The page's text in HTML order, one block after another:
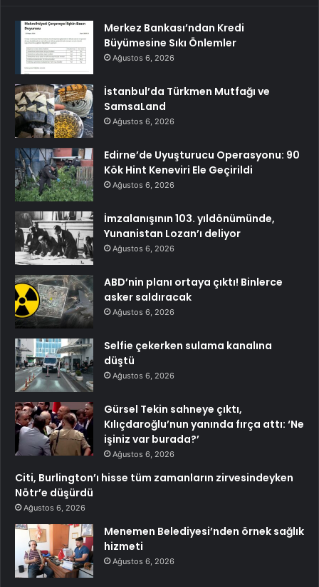
Merkez Bankası’ndan Kredi
Büyümesine Sıkı Önlemler
Ağustos 6, 2026
İstanbul’da Türkmen Mutfağı ve
SamsaLand
Ağustos 6, 2026
Edirne’de Uyuşturucu Operasyonu: 90
Kök Hint Keneviri Ele Geçirildi
Ağustos 6, 2026
İmzalanışının 103. yıldönümünde,
Yunanistan Lozan’ı deliyor
Ağustos 6, 2026
ABD’nin planı ortaya çıktı! Binlerce
asker saldıracak
Ağustos 6, 2026
Selfie çekerken sulama kanalına
düştü
Ağustos 6, 2026
Gürsel Tekin sahneye çıktı,
Kılıçdaroğlu’nun yanında fırça attı: ‘Ne
işiniz var burada?’
Ağustos 6, 2026
Citi, Burlington’ı hisse tüm zamanların zirvesindeyken
Nötr’e düşürdü
Ağustos 6, 2026
Menemen Belediyesi’nden örnek sağlık
hizmeti
Ağustos 6, 2026